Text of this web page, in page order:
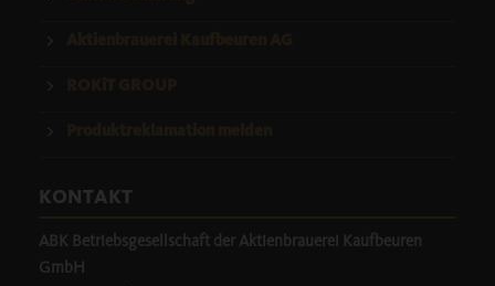
KONTAKT
ABK Betriebsgesellschaft der Aktienbrauerei Kaufbeuren
GmbH